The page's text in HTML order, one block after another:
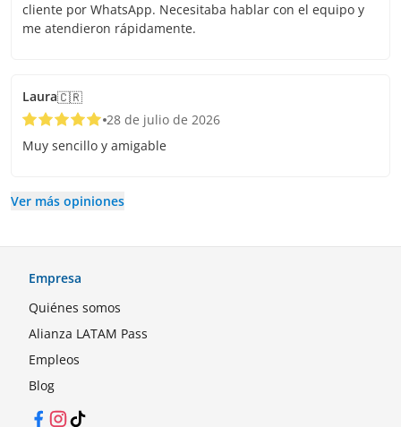
cliente por WhatsApp. Necesitaba hablar con el equipo y
me atendieron rápidamente.
Laura🇨🇷
28 de julio de 2026
Muy sencillo y amigable
Ver más opiniones
Empresa
Quiénes somos
Alianza LATAM Pass
Empleos
Blog
Facebook
Instagram
TikTok